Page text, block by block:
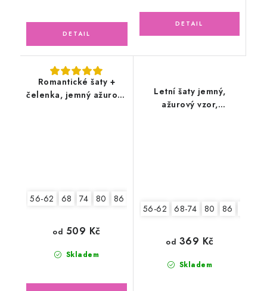
Romantické šaty +
čelenka, jemný ažurový
56-62 68 74 80 86
Skladem
od 509 Kč
Letní šaty jemný,
ažurový vzor,
56-62 68-74 80 86
Skladem
od 369 Kč